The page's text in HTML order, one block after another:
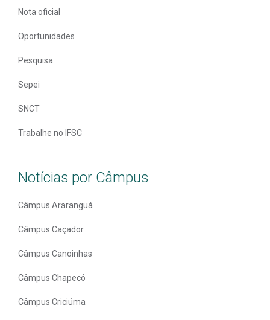
Nota oficial
Oportunidades
Pesquisa
Sepei
SNCT
Trabalhe no IFSC
Notícias por Câmpus
Câmpus Araranguá
Câmpus Caçador
Câmpus Canoinhas
Câmpus Chapecó
Câmpus Criciúma